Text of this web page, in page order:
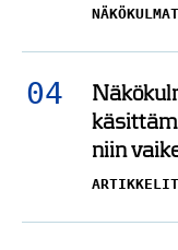
NÄKÖKULMAT
niin
ARTIKKELIT